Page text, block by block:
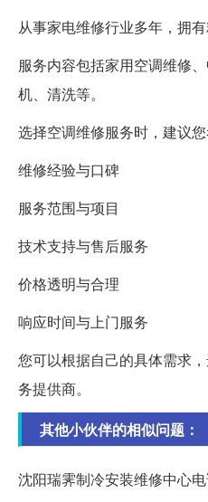
从事家电维修行业多年，拥有
服务内容包括家用空调维修
机、清洗等。
选择空调维修服务时，建议您
维修经验与口碑
服务范围与项目
技术支持与售后服务
价格透明与合理
响应时间与上门服务
您可以根据自己的具体需求
务提供商。
其他小伙伴的相似问题：
沈阳瑞霁制冷安装维修中心